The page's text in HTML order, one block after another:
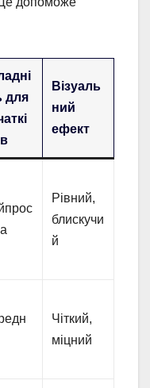
для
Візуаль
ний
ефект
Рівний,
блискучи
й
Чіткий,
міцний